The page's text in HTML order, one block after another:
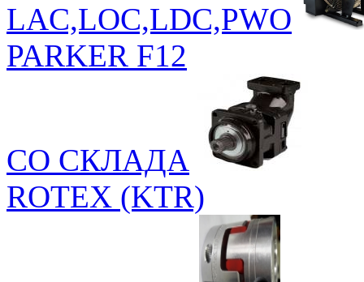
LAC,LOC,LDC,PWO
PARKER F12
СО СКЛАДА
ROTEX (KTR)